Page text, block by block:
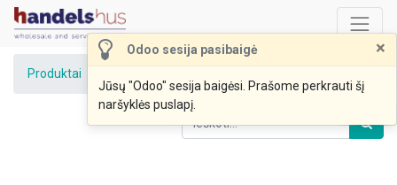
Odoo sesija pasibaigė ×
Jūsų "Odoo" sesija baigėsi. Prašome perkrauti šį
naršyklės puslapį.
Produktai